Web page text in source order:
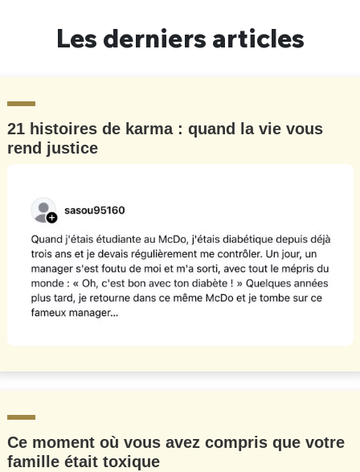
Les derniers articles
21 histoires de karma : quand la vie vous
rend justice
Ce moment où vous avez compris que votre
famille était toxique
Un Thread